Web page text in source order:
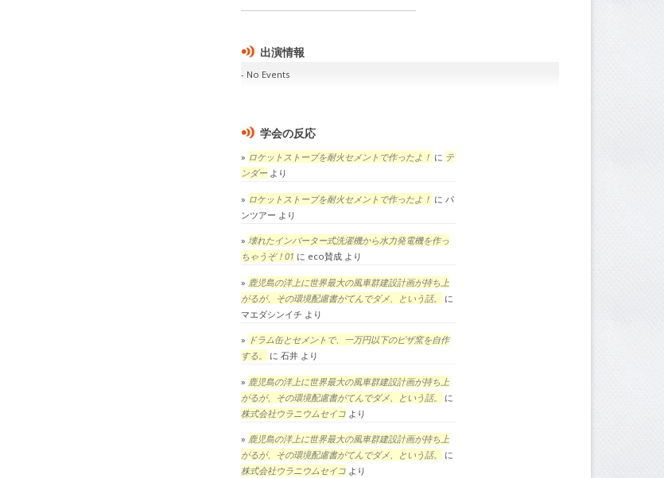
出演情報
No Events
学会の反応
ロケットストーブを耐火セメントで作ったよ！ に テ
ンダーより
ロケットストーブを耐火セメントで作ったよ！ に パ
ンツアー より
壊れたインバーター式洗濯機から水力発電機を作っ
ちゃうぞ！01 に eco賛成 より
鹿児島の洋上に世界最大の風車群建設計画が持ち上
がるが、その環境配慮書がてんでダメ、という話。
に
マエダシンイチ より
ドラム缶とセメントで、一万円以下のピザ窯を自作
する。
に 石井 より
鹿児島の洋上に世界最大の風車群建設計画が持ち上
がるが、その環境配慮書がてんでダメ、という話。
に
株式会社ウラニウムセイコ より
鹿児島の洋上に世界最大の風車群建設計画が持ち上
がるが、その環境配慮書がてんでダメ、という話。
に
株式会社ウラニウムセイコ より